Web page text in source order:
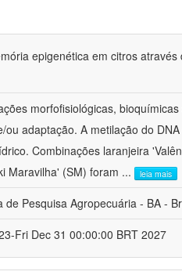
epigenética em citros
morfofisiológicas,
adaptação. A metilação do
Combinações laranjeira
Maravilha' (SM) foram ... leia mais
de Pesquisa Agropecuária - BA -
Fri Dec 31 00:00:00 BRT 2027